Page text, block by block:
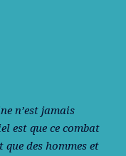
n’est jamais
est que ce combat
des hommes et